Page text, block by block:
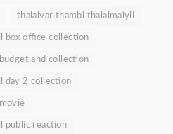
thalaivar thambi thalaimaiyil
box office collection
and collection
day 2 collection
public reaction